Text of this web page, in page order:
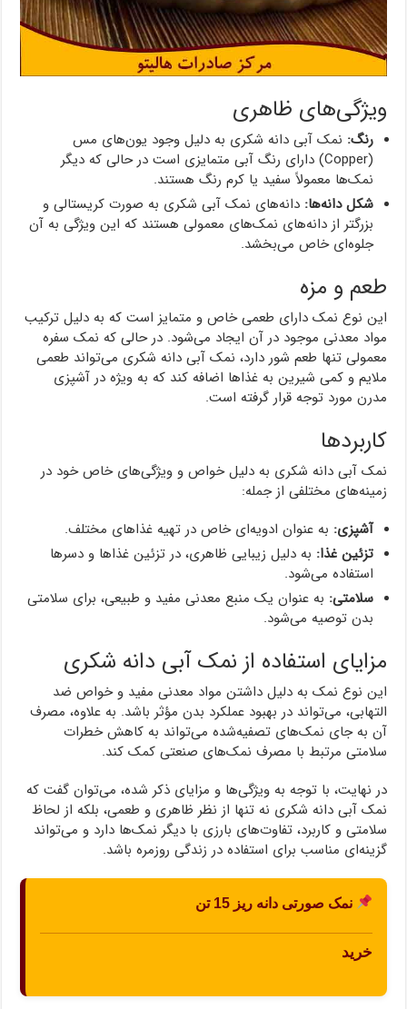
ویژگی‌های ظاهری
رنگ: نمک آبی دانه شکری به دلیل وجود یون‌های مس
(Copper) دارای رنگ آبی متمایزی است در حالی که دیگر
نمک‌ها معمولاً سفید یا کرم رنگ هستند.
شکل دانه‌ها: دانه‌های نمک آبی شکری به صورت کریستالی و
بزرگتر از دانه‌های نمک‌های معمولی هستند که این ویژگی به آن
جلوه‌ای خاص می‌بخشد.
طعم و مزه
این نوع نمک دارای طعمی خاص و متمایز است که به دلیل ترکیب
مواد معدنی موجود در آن ایجاد می‌شود. در حالی که نمک سفره
معمولی تنها طعم شور دارد، نمک آبی دانه شکری می‌تواند طعمی
ملایم و کمی شیرین به غذاها اضافه کند که به ویژه در آشپزی
مدرن مورد توجه قرار گرفته است.
کاربردها
نمک آبی دانه شکری به دلیل خواص و ویژگی‌های خاص خود در
زمینه‌های مختلفی از جمله:
آشپزی: به عنوان ادویه‌ای خاص در تهیه غذاهای مختلف.
تزئین غذا: به دلیل زیبایی ظاهری، در تزئین غذاها و دسرها
استفاده می‌شود.
سلامتی: به عنوان یک منبع معدنی مفید و طبیعی، برای سلامتی
بدن توصیه می‌شود.
مزایای استفاده از نمک آبی دانه شکری
این نوع نمک به دلیل داشتن مواد معدنی مفید و خواص ضد
التهابی، می‌تواند در بهبود عملکرد بدن مؤثر باشد. به علاوه، مصرف
آن به جای نمک‌های تصفیه‌شده می‌تواند به کاهش خطرات
سلامتی مرتبط با مصرف نمک‌های صنعتی کمک کند.
در نهایت، با توجه به ویژگی‌ها و مزایای ذکر شده، می‌توان گفت که
نمک آبی دانه شکری نه تنها از نظر ظاهری و طعمی، بلکه از لحاظ
سلامتی و کاربرد، تفاوت‌های بارزی با دیگر نمک‌ها دارد و می‌تواند
گزینه‌ای مناسب برای استفاده در زندگی روزمره باشد.
نمک صورتی دانه ریز 15 تن
خرید